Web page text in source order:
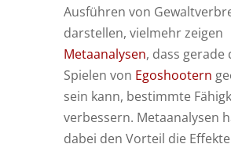
Ausführen von
darstellen, vielmehr zeigen
Metaanalysen, dass gerade
Spielen von Egoshootern
sein kann, bestimmte
verbessern. Metaanalysen
dabei den Vorteil die Effekte